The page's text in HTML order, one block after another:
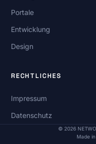
Portale
Entwicklung
Design
RECHTLICHES
Impressum
Datenschutz
© 2026
Made